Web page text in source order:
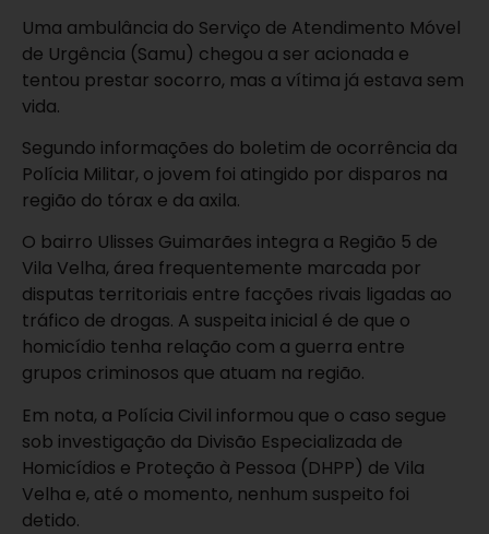
Uma ambulância do Serviço de Atendimento Móvel
de Urgência (Samu) chegou a ser acionada e
tentou prestar socorro, mas a vítima já estava sem
vida.
Segundo informações do boletim de ocorrência da
Polícia Militar, o jovem foi atingido por disparos na
região do tórax e da axila.
O bairro Ulisses Guimarães integra a Região 5 de
Vila Velha, área frequentemente marcada por
disputas territoriais entre facções rivais ligadas ao
tráfico de drogas. A suspeita inicial é de que o
homicídio tenha relação com a guerra entre
grupos criminosos que atuam na região.
Em nota, a Polícia Civil informou que o caso segue
sob investigação da Divisão Especializada de
Homicídios e Proteção à Pessoa (DHPP) de Vila
Velha e, até o momento, nenhum suspeito foi
detido.